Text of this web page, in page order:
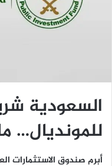
السعودية
للمونديال…
أبرم صندوق الاستثمارات